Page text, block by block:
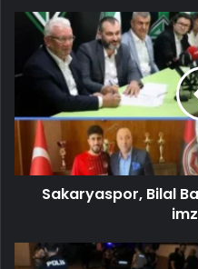
Sakaryaspor, Bilal